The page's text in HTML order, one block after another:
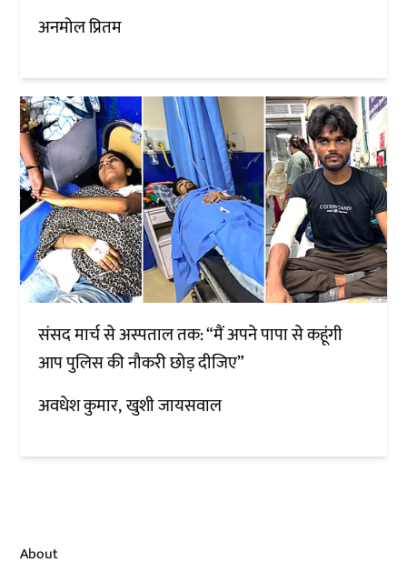
अनमोल प्रितम
संसद मार्च से अस्पताल तक: “मैं अपने पापा से कहूंगी
आप पुलिस की नौकरी छोड़ दीजिए”
अवधेश कुमार खुशी जायसवाल
About